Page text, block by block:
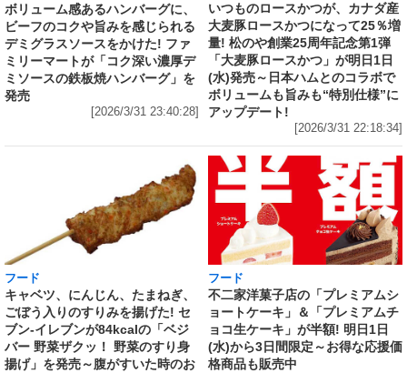
ボリューム感あるハンバーグに、
ビーフのコクや旨みを感じられる
デミグラスソースをかけた! ファ
ミリーマートが「コク深い濃厚デ
ミソースの鉄板焼ハンバーグ」を
発売
[2026/3/31 23:40:28]
いつものロースかつが、カナダ産
大麦豚ロースかつになって25％増
量! 松のや創業25周年記念第1弾
「大麦豚ロースかつ」が明日1日
(水)発売～日本ハムとのコラボで
ボリュームも旨みも“特別仕様”に
アップデート!
[2026/3/31 22:18:34]
フード
キャベツ、にんじん、たまねぎ、
ごぼう入りのすりみを揚げた! セ
ブン‐イレブンが84kcalの「ベジ
バー 野菜ザクッ！ 野菜のすり身
揚げ」を発売～腹がすいた時のお
フード
不二家洋菓子店の「プレミアムシ
ョートケーキ」＆「プレミアムチ
ョコ生ケーキ」が半額! 明日1日
(水)から3日間限定～お得な応援価
格商品も販売中